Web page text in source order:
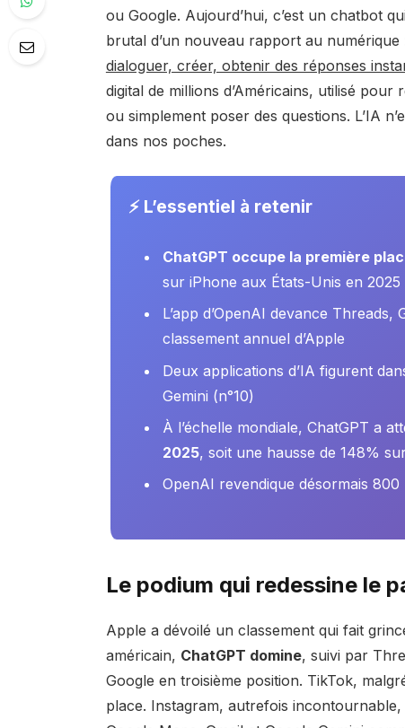
ou Google. Aujourd’hui, c’est un chatbot
brutal d’un nouveau rapport au numérique
dialoguer, créer, obtenir des réponses
digital de millions d’Américains, utilisé
ou simplement poser des questions. L’IA
dans nos poches.
⚡ L’essentiel à retenir
ChatGPT occupe la première
sur iPhone aux États-Unis en 2025
L’app d’OpenAI devance
classement annuel d’Apple
Deux applications d’IA figurent
Gemini (n°10)
À l’échelle mondiale, ChatGPT a
2025, soit une hausse de 148%
OpenAI revendique désormais 800
Le podium qui redessine le
Apple a dévoilé un classement qui fait
américain, ChatGPT domine, suivi par
Google en troisième position. TikTok,
place. Instagram, autrefois